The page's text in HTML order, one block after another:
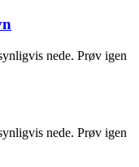
nede. Prøv igen
nede. Prøv igen